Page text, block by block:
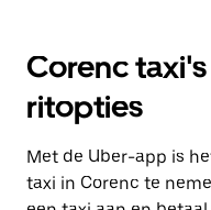
Corenc
ritopties
Met de Uber-app is
taxi in Corenc te